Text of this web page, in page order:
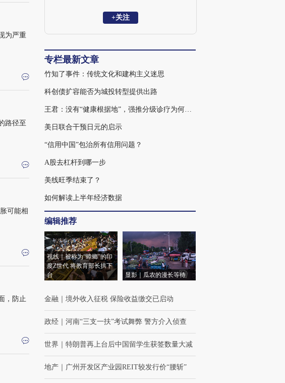
为严重
路径至
可能相
，防止
+关注
专栏最新文章
竹知了事件：传统文化和建构主义迷思
科创债扩容能否为城投转型提供出路
王君：没有“健康根据地”，强推分级诊疗为何注定失败
美日联合干预日元的启示
“信用中国”包治所有信用问题？
A股去杠杆到哪一步
美线旺季结束了？
如何解读上半年经济数据
编辑推荐
视线｜被称为“蟑螂”的印
度Z世代 将教育部长拱下
台
显影｜瓜农的漫长等待
金融 境外收入征税 保险收益缴交已启动
政经 河南“三支一扶”考试舞弊 警方介入侦查
世界 特朗普再上台后中国留学生获签数量大减
地产 广州开发区产业园REIT较发行价“腰斩”